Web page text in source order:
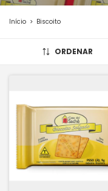
Início > Biscoito
ORDENAR